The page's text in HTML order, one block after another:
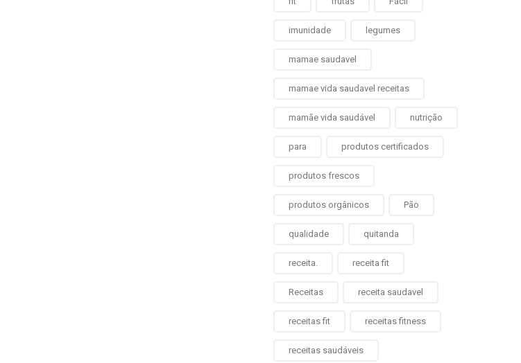
imunidade legumes
mamae saudavel
mamae vida saudavel receitas
mamãe vida saudável nutrição
para produtos certificados
produtos frescos
produtos orgânicos Pão
qualidade quitanda
receita. receita fit
Receitas receita saudavel
receitas fit receitas fitness
receitas saudáveis